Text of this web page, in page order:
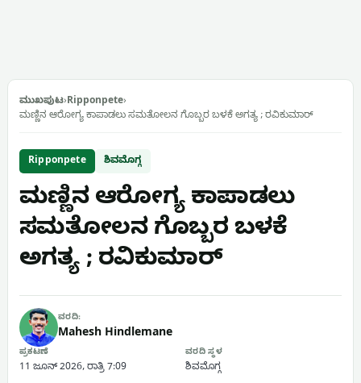
ಮುಖಪುಟ›Ripponpete›
ಮಣ್ಣಿನ ಆರೋಗ್ಯ ಕಾಪಾಡಲು ಸಮತೋಲನ ಗೊಬ್ಬರ ಬಳಕೆ ಅಗತ್ಯ ; ರವಿಕುಮಾರ್
Ripponpete ಶಿವಮೊಗ್ಗ
ಮಣ್ಣಿನ ಆರೋಗ್ಯ ಕಾಪಾಡಲು
ಸಮತೋಲನ ಗೊಬ್ಬರ ಬಳಕೆ
ಅಗತ್ಯ ; ರವಿಕುಮಾರ್
ವರದಿ:
Mahesh Hindlemane
ಪ್ರಕಟಣೆ
11 ಜೂನ್ 2026, ರಾತ್ರಿ 7:09
ವರದಿ ಸ್ಥಳ
ಶಿವಮೊಗ್ಗ